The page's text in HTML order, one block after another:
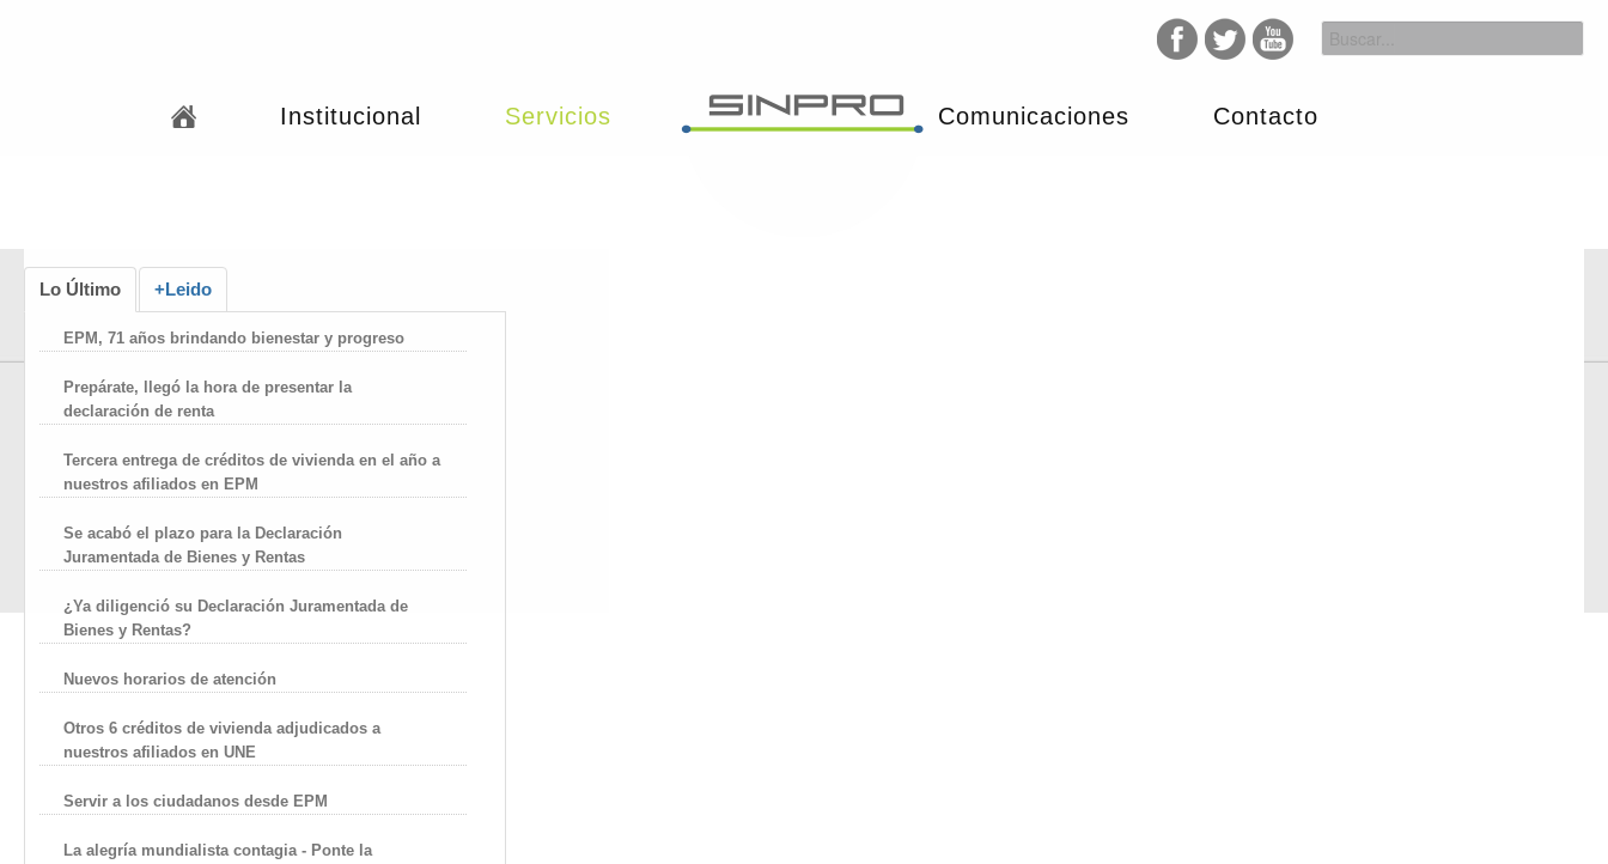
Institucional Servicios Comunicaciones Contacto
Lo Último +Leido
EPM, 71 años brindando bienestar y progreso
Prepárate, llegó la hora de presentar la
declaración de renta
Tercera entrega de créditos de vivienda en el año a
nuestros afiliados en EPM
Se acabó el plazo para la Declaración
Juramentada de Bienes y Rentas
¿Ya diligenció su Declaración Juramentada de
Bienes y Rentas?
Nuevos horarios de atención
Otros 6 créditos de vivienda adjudicados a
nuestros afiliados en UNE
Servir a los ciudadanos desde EPM
La alegría mundialista contagia - Ponte la